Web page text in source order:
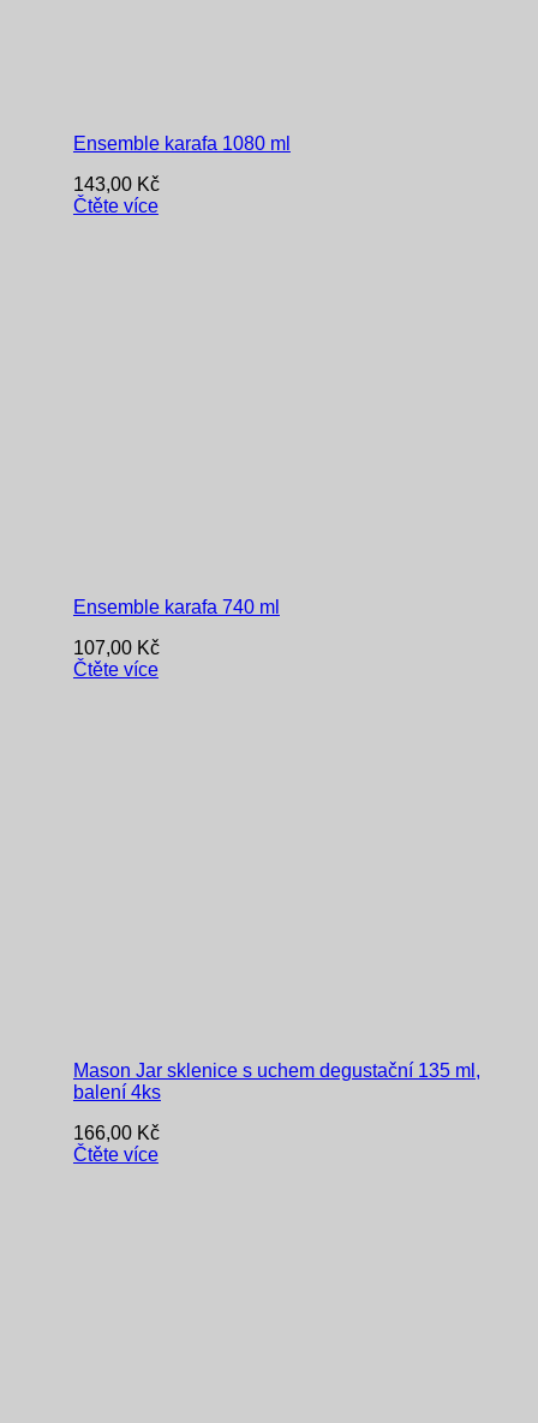
Ensemble karafa 1080 ml
143,00 Kč
Čtěte více
Ensemble karafa 740 ml
107,00 Kč
Čtěte více
Mason Jar sklenice s uchem degustační 135 ml,
balení 4ks
166,00 Kč
Čtěte více